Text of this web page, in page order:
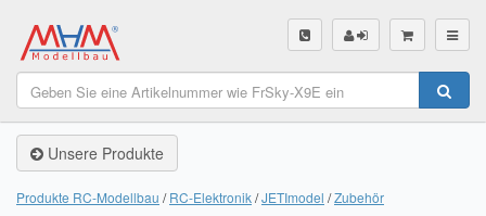
SHOP
Unsere Produkte
Unsere Produkte
Produkte RC-Modellbau RC-Elektronik JETImodel Zubehör